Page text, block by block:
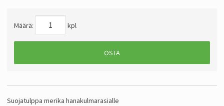
Määrä: kpl
OSTA
Suojatulppa merika hanakulmarasialle